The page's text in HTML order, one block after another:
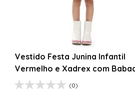
Fantasia Festa Junina Adulto
Jardineira Xadrez Caipira Azul
R$ 139,99
R$ 99,99
1 R$ 99,99